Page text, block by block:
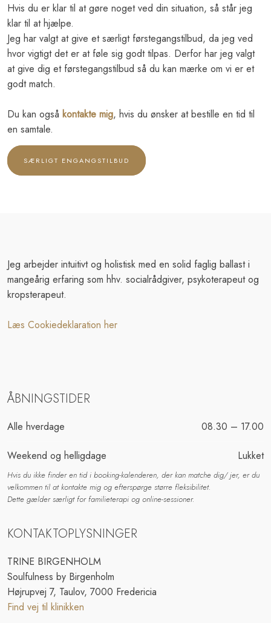
Hvis du er klar til at gøre noget ved din situation, så står jeg
klar til at hjælpe.
​Jeg har valgt at give et særligt førstegangstilbud, da jeg ved
hvor vigtigt det er at føle sig godt tilpas. Derfor har jeg valgt
at give dig et førstegangstilbud så du kan mærke om vi er et
godt match.
​Du kan ogsåkontakte mig, hvis du ønsker at bestille en tid til
en samtale.
SÆRLIGT ENGANGSTILBUD
Jeg arbejder intuitivt og holistisk med en solid faglig ballast i
mangeårig erfaring som hhv. socialrådgiver, psykoterapeut og
kropsterapeut.
Læs Cookiedeklaration her
ÅBNINGSTIDER​
Alle hverdage​ 08.30 – 17.00​
Weekend og helligdage Lukket
Hvis du ikke finder en tid i booking-kalenderen, der kan matche dig/ jer, er du
velkommen til at kontakte mig og efterspørge større fleksibilitet.
Dette gælder særligt for familieterapi og online-sessioner.
KONTAKTOPLYSNINGER
TRINE BIRGENHOLM
Soulfulness by Birgenholm
Højrupvej 7, Taulov, 7000 Fredericia
Find vej til klinikken